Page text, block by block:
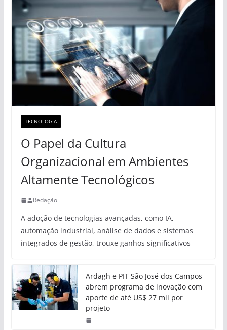
TECNOLOGIA
O Papel da Cultura
Organizacional em Ambientes
Altamente Tecnológicos
Redação
A adoção de tecnologias avançadas, como IA,
automação industrial, análise de dados e sistemas
integrados de gestão, trouxe ganhos significativos
Ardagh e PIT São José dos Campos
abrem programa de inovação com
aporte de até US$ 27 mil por
projeto